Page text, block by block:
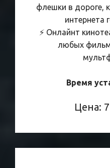
Цена:
флешки в дороге,
интернета
⚡️ Онлайнт
любых
Время